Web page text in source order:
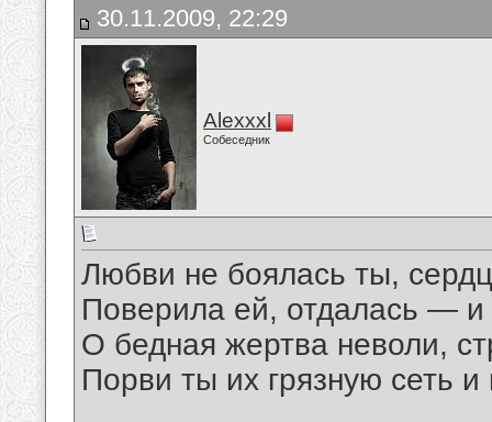
30.11.2009, 22:29
Alexxxl
Собеседник
Любви не боялась ты,
Поверила ей, отдалась — и
О бедная жертва неволи,
Порви ты их грязную сеть и